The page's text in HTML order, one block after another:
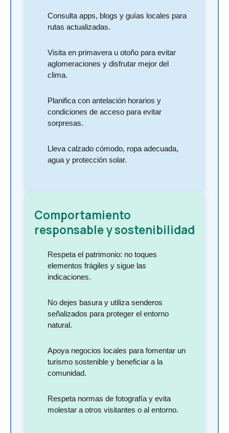
Consulta apps, blogs y guías locales para
rutas actualizadas.
Visita en primavera u otoño para evitar
aglomeraciones y disfrutar mejor del
clima.
Planifica con antelación horarios y
condiciones de acceso para evitar
sorpresas.
Lleva calzado cómodo, ropa adecuada,
agua y protección solar.
Comportamiento
responsable y sostenibilidad
Respeta el patrimonio: no toques
elementos frágiles y sigue las
indicaciones.
No dejes basura y utiliza senderos
señalizados para proteger el entorno
natural.
Apoya negocios locales para fomentar un
turismo sostenible y beneficiar a la
comunidad.
Respeta normas de fotografía y evita
molestar a otros visitantes o al entorno.